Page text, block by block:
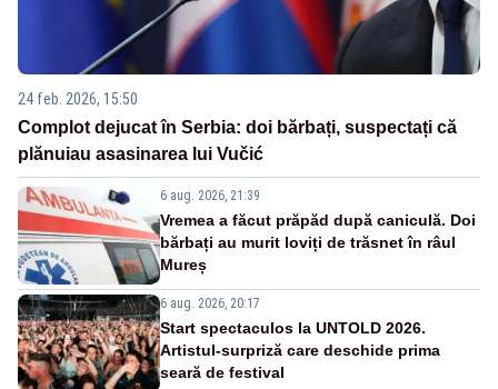
24 feb. 2026, 15:50
Complot dejucat în Serbia: doi bărbați, suspectați că
plănuiau asasinarea lui Vučić
6 aug. 2026, 21:39
Vremea a făcut prăpăd după caniculă. Doi
bărbați au murit loviți de trăsnet în râul
Mureș
6 aug. 2026, 20:17
Start spectaculos la UNTOLD 2026.
Artistul-surpriză care deschide prima
seară de festival